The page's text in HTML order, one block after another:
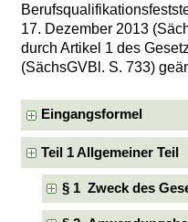
17. Dezember 2013
durch Artikel 1 des
(SächsGVBl. S. 733)
Eingangsformel
Teil 1 Allgemeiner Teil
§ 1 Zweck des